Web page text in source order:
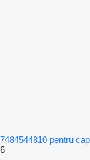
7484544810 pentru
6